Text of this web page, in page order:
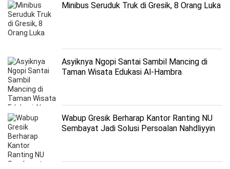
Minibus Seruduk Truk di Gresik, 8 Orang Luka
Asyiknya Ngopi Santai Sambil Mancing di
Taman Wisata Edukasi Al-Hambra
Wabup Gresik Berharap Kantor Ranting NU
Sembayat Jadi Solusi Persoalan Nahdliyyin